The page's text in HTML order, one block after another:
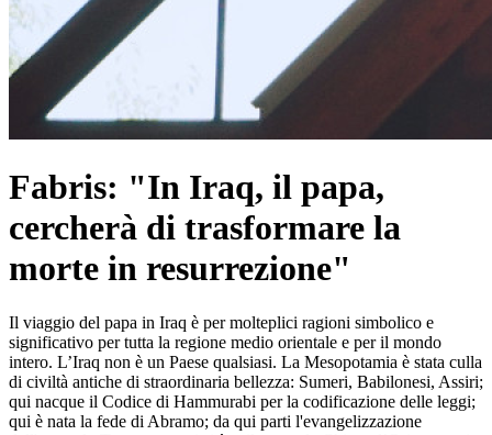
Fabris: "In Iraq, il papa,
cercherà di trasformare la
morte in resurrezione"
Il viaggio del papa in Iraq è per molteplici ragioni simbolico e
significativo per tutta la regione medio orientale e per il mondo
intero. L’Iraq non è un Paese qualsiasi. La Mesopotamia è stata culla
di civiltà antiche di straordinaria bellezza: Sumeri, Babilonesi, Assiri;
qui nacque il Codice di Hammurabi per la codificazione delle leggi;
qui è nata la fede di Abramo; da qui parti l'evangelizzazione